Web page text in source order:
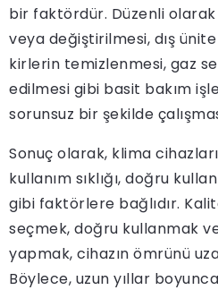
bir faktördür. Düzenli
veya değiştirilmesi, dış
kirlerin temizlenmesi, gaz
edilmesi gibi basit bakım
sorunsuz bir şekilde
Sonuç olarak, klima
kullanım sıklığı, doğru
gibi faktörlere bağlıdır.
seçmek, doğru kullanmak
yapmak, cihazın ömrünü
Böylece, uzun yıllar